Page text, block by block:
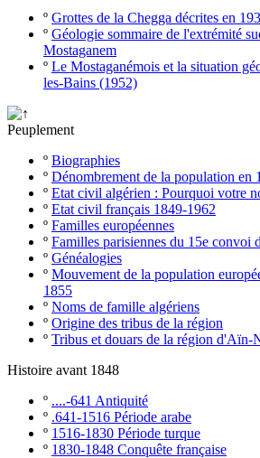
º Grottes de la Chegga décrites en
º Géologie sommaire de l'extrémité
Mostaganem
º Le Mostaganémois et la situation
les-Bains (1952)
Peuplement
º Biographies
º Dénombrement de la population en
º Etat civil algérien : Pourquoi votre
º Etat civil français 1849-1962
º Familles européennes
º Familles parisiennes du 15e convoi
º Généalogies
º Mouvement de la population
1855
º Noms de famille algériens
º Origine des tribus de la région
º Tribus et douars de la région d'Aïn-
Histoire avant 1848
º ....-641 Antiquité
º .641-1516 Période arabe
º 1516-1830 Période turque
º 1830-1848 Conquête française